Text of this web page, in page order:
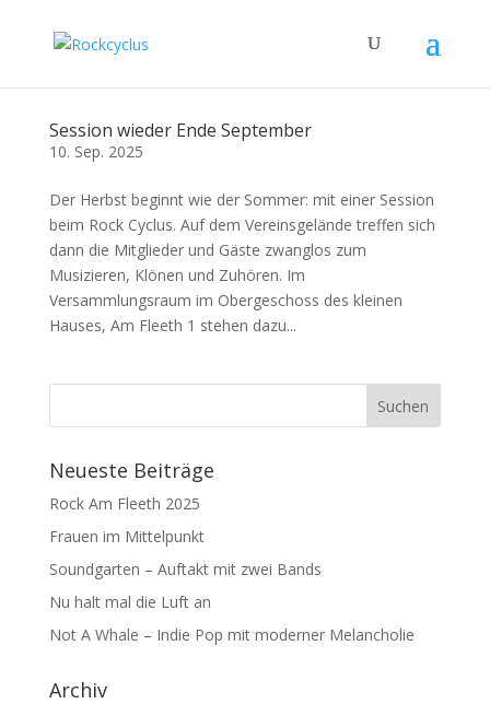
Session wieder Ende September
10. Sep. 2025
Der Herbst beginnt wie der Sommer: mit einer Session
beim Rock Cyclus. Auf dem Vereinsgelände treffen sich
dann die Mitglieder und Gäste zwanglos zum
Musizieren, Klönen und Zuhören. Im
Versammlungsraum im Obergeschoss des kleinen
Hauses, Am Fleeth 1 stehen dazu...
Neueste Beiträge
Rock Am Fleeth 2025
Frauen im Mittelpunkt
Soundgarten – Auftakt mit zwei Bands
Nu halt mal die Luft an
Not A Whale – Indie Pop mit moderner Melancholie
Archiv